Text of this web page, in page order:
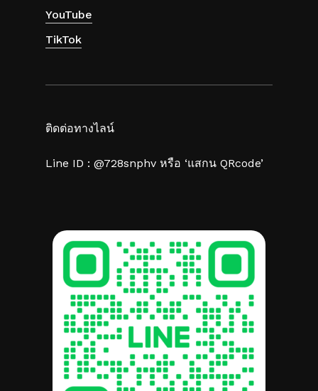
YouTube
TikTok
ติดต่อทางไลน์
Line ID : @728snphv หรือ ‘แสกน QRcode’